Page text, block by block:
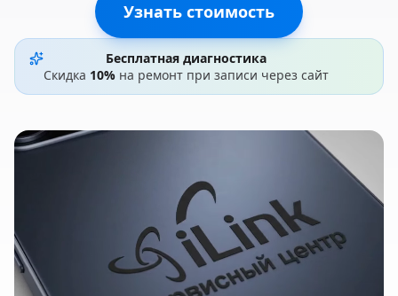
Узнать стоимость
Бесплатная диагностика
Скидка 10% на ремонт при записи через сайт